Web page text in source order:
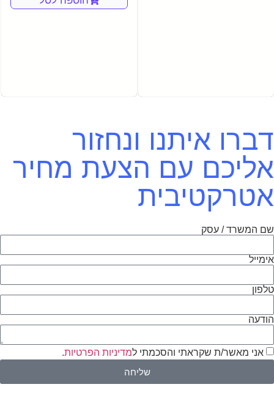
דברו איתנו ונחזור
אליכם עם הצעת מחיר
אטרקטיבית
שם המשרד / עסק
אימייל
טלפון
הודעה
אני מאשר/ת שקראתי והסכמתי למדיניות הפרטיות.
שליחה